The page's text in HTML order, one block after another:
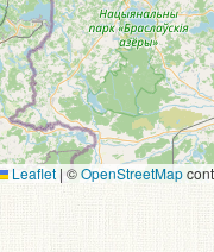
Leaflet | ©OpenStreetMap